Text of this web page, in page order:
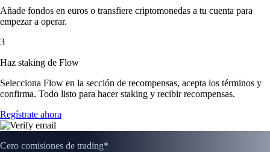
Añade fondos en euros o transfiere criptomonedas a tu cuenta para
empezar a operar.
3
Haz staking de Flow
Selecciona Flow en la sección de recompensas, acepta los términos y
confirma. Todo listo para hacer staking y recibir recompensas.
Regístrate ahora
Cero comisiones de trading*